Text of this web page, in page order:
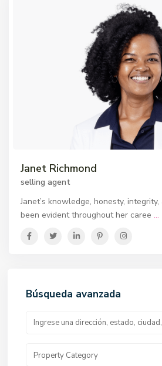
Janet Richmond
selling agent
Janet’s knowledge, honesty,
been evident throughout her caree...
Búsqueda avanzada
Property Category